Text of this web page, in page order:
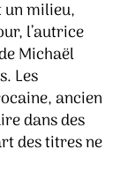
un milieu,
l’autrice
Michaël
Les
ancien
dans des
des titres ne